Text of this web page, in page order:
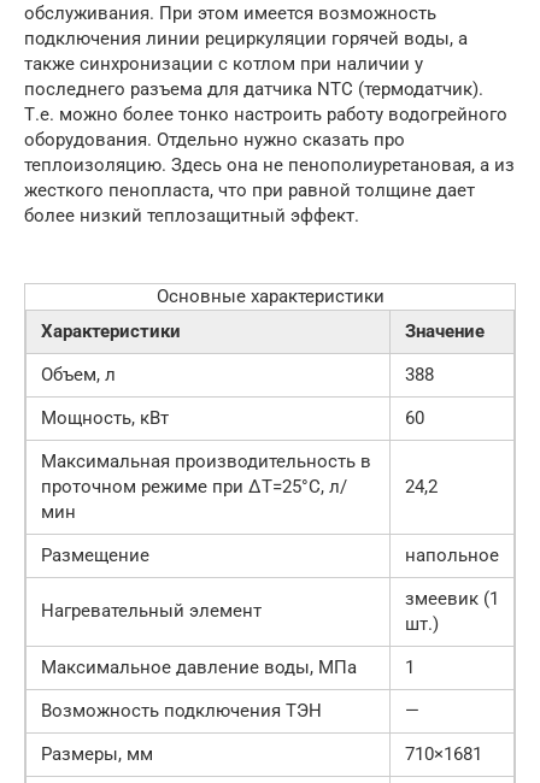
обслуживания. При этом имеется возможность
подключения линии рециркуляции горячей воды, а
также синхронизации с котлом при наличии у
последнего разъема для датчика NTC (термодатчик).
Т.е. можно более тонко настроить работу водогрейного
оборудования. Отдельно нужно сказать про
теплоизоляцию. Здесь она не пенополиуретановая, а из
жесткого пенопласта, что при равной толщине дает
более низкий теплозащитный эффект.
Основные характеристики
Характеристики
Значение
Объем, л
388
Мощность, кВт
60
Максимальная производительность в
проточном режиме при ΔT=25°С, л/
мин
24,2
Размещение напольное
Нагревательный элемент
змеевик (1
шт.)
Максимальное давление воды, МПа
1
Возможность подключения ТЭН
—
Размеры, мм
710×1681